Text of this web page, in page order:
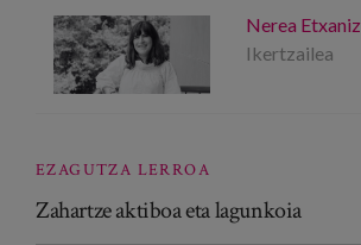
Nerea Etxaniz
Ikertzailea
EZAGUTZA LERROA
Zahartze aktiboa eta lagunkoia